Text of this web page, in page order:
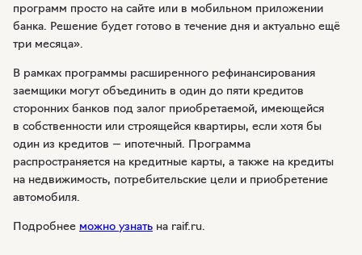
программ просто на сайте или в мобильном приложении
банка. Решение будет готово в течение дня и актуально ещё
три месяца».
В рамках программы расширенного рефинансирования
заемщики могут объединить в один до пяти кредитов
сторонних банков под залог приобретаемой, имеющейся
в собственности или строящейся квартиры, если хотя бы
один из кредитов — ипотечный. Программа
распространяется на кредитные карты, а также на кредиты
на недвижимость, потребительские цели и приобретение
автомобиля.
Подробнее можно узнать на raif.ru.